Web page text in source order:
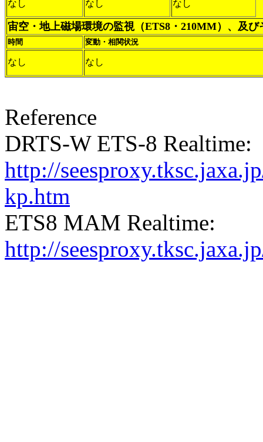
なし なし なし
宙空・地上磁場環境の監視（ETS8・210MM）、及び
時間 変動・相関状況
なし なし
Reference
DRTS-W ETS-8 Realtime:
http://
kp.htm
ETS8 MAM Realtime:
http://